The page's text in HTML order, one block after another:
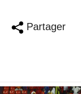
Partager